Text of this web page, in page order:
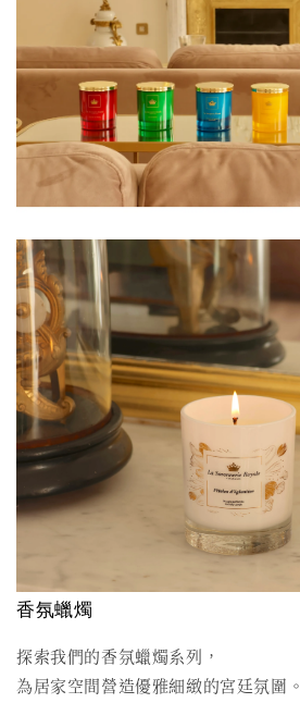
香氛蠟燭
探索我們的香氛蠟燭系列，
為居家空間營造優雅細緻的宮廷氛圍。